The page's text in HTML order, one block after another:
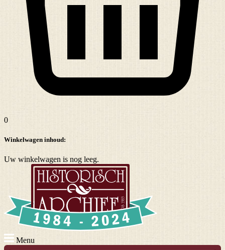
0
Winkelwagen inhoud:
Uw winkelwagen is nog leeg.
Menu